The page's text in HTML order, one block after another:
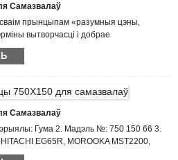
Самазвалаў
прынцыпам «разумныя цэны,
вытворчасці і добрае
Мы спадзяемся на супрацоўніцтва з
ўзаемнага развіцця і выгады ў
шчаслівую, згуртаваную і вопытную
выгады нашых кліентаў, пастаўшчыкоў,
продажу гумовых гусеніц 600×...
Самазвалаў
Гума 2. Мадэль №: 750 150 66 3.
EG65R, MOROOKA MST2200,
AT2200 5. Стан: Новы 6.